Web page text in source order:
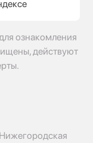
ознакомления
действуют